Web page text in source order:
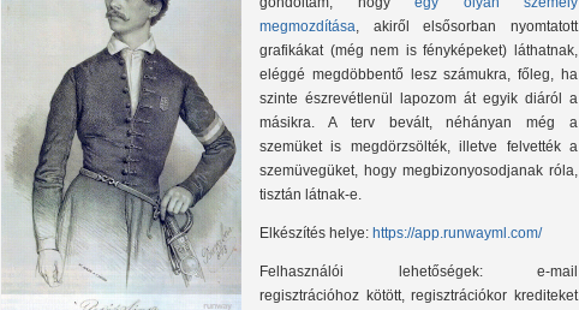
megmozdítása, akiről elsősorban nyomtatott
grafikákat (még nem is fényképeket) láthatnak,
eléggé megdöbbentő lesz számukra, főleg, ha
szinte észrevétlenül lapozom át egyik diáról a
másikra. A terv bevált, néhányan még a
szemüket is megdörzsölték, illetve felvették a
szemüvegüket, hogy megbizonyosodjanak róla,
tisztán látnak-e.
Elkészítés helye: https://app.runwayml.com/
Felhasználói lehetőségek: e-mail
regisztrációhoz kötött, regisztrációkor krediteket